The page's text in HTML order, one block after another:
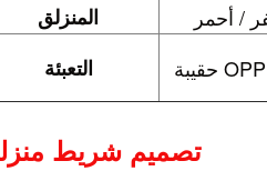
المنزلق
/ أحمر
التعبئة
تصميم شريط